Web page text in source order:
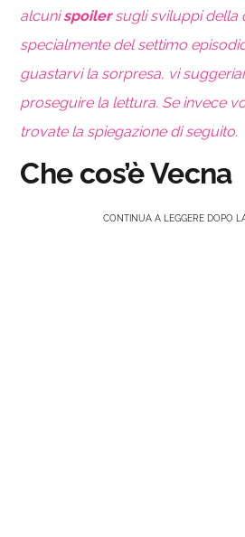
alcunispoilersugli sviluppi della
specialmente del settimo
guastarvi la sorpresa, vi
proseguire la lettura. Se invece
trovate la spiegazione di seguito.
Che cos’è Vecna
CONTINUA A LEGGERE DOPO